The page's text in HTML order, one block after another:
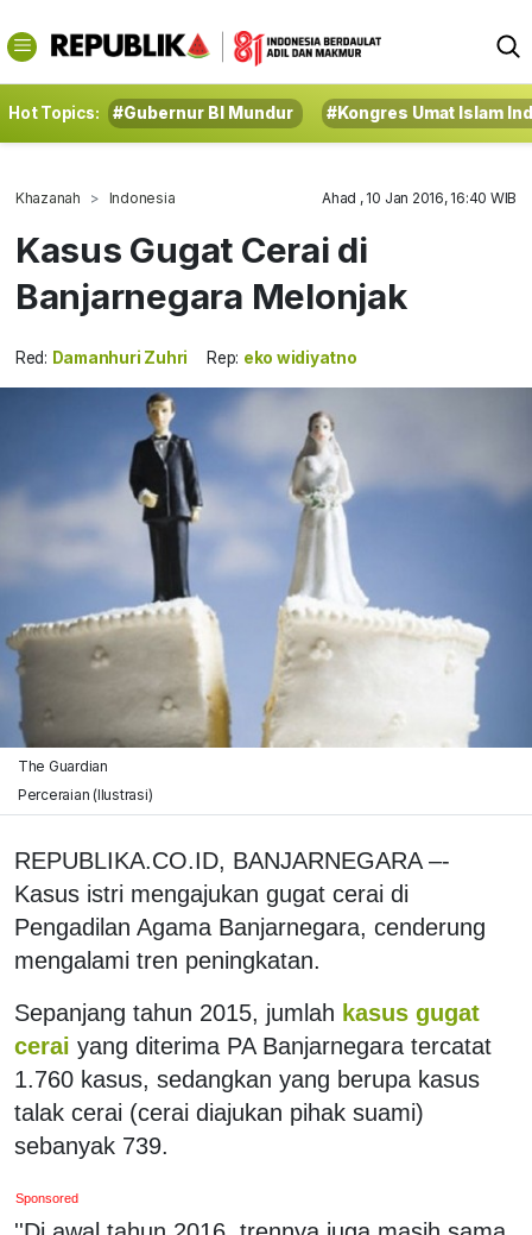
Hot Topics: #Gubernur BI Mundur #Kongres Umat Islam
Khazanah Indonesia Ahad , 10 Jan 2016, 16:40 WIB
Kasus Gugat Cerai di
Banjarnegara Melonjak
Red: Damanhuri Zuhri Rep: eko widiyatno
The Guardian
Perceraian (Ilustrasi)
REPUBLIKA.CO.ID, BANJARNEGARA –-
Kasus istri mengajukan gugat cerai di
Pengadilan Agama Banjarnegara, cenderung
mengalami tren peningkatan.
Sepanjang tahun 2015, jumlah kasus gugat
cerai yang diterima PA Banjarnegara tercatat
1.760 kasus, sedangkan yang berupa kasus
talak cerai (cerai diajukan pihak suami)
sebanyak 739.
Sponsored